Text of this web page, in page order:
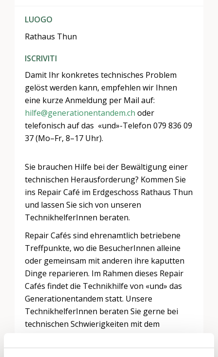
LUOGO
Rathaus Thun
ISCRIVITI
Damit Ihr konkretes technisches Problem
gelöst werden kann, empfehlen wir Ihnen
eine kurze Anmeldung per Mail auf:
hilfe@generationentandem.ch oder
telefonisch auf das «und»-Telefon 079 836 09
37 (Mo–Fr, 8–17 Uhr).
Sie brauchen Hilfe bei der Bewältigung einer
technischen Herausforderung? Kommen Sie
ins Repair Café im Erdgeschoss Rathaus Thun
und lassen Sie sich von unseren
TechnikhelferInnen beraten.
Repair Cafés sind ehrenamtlich betriebene
Treffpunkte, wo die BesucherInnen alleine
oder gemeinsam mit anderen ihre kaputten
Dinge reparieren. Im Rahmen dieses Repair
Cafés findet die Technikhilfe von «und» das
Generationentandem statt. Unsere
TechnikhelferInnen beraten Sie gerne bei
technischen Schwierigkeiten mit dem